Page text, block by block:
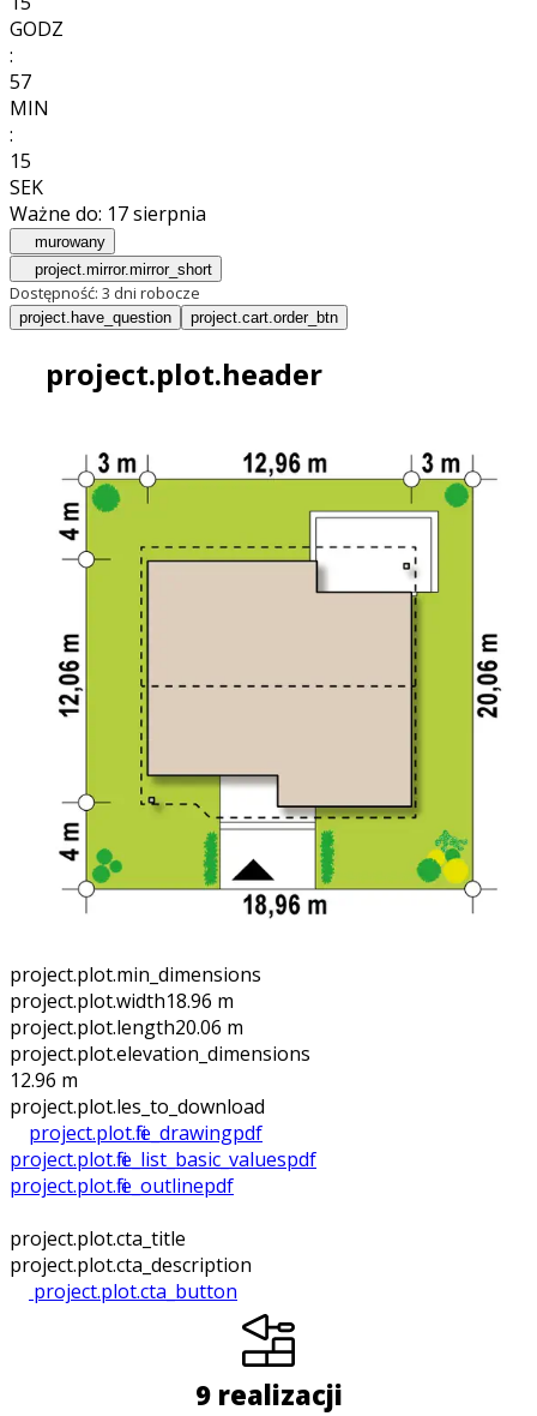
GODZ
:
57
MIN
:
13
SEK
Ważne do: 17 sierpnia
murowany
project.mirror.mirror_short
Dostępność: 3 dni robocze
project.have_question project.cart.order_btn
project.plot.header
project.plot.min_dimensions
project.plot.width18.96 m
project.plot.length20.06 m
project.plot.elevation_dimensions
12.96 m
project.plot.files_to_download
project.plot.file_drawingpdf
project.plot.file_list_basic_valuespdf
project.plot.file_outlinepdf
project.plot.cta_title
project.plot.cta_description
project.plot.cta_button
9 realizacji